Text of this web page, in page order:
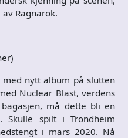
Ragnarok.
nytt album på slutten
Nuclear Blast, verdens
må dette bli en
Skulle spilt i Trondheim
i mars 2020. Nå